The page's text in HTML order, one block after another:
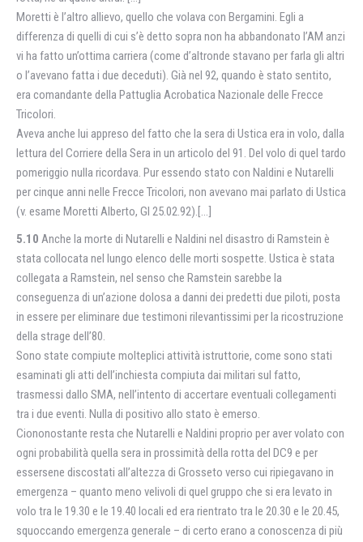
Moretti è l’altro allievo, quello che volava con Bergamini. Egli a
differenza di quelli di cui s’è detto sopra non ha abbandonato l’AM anzi
vi ha fatto un’ottima carriera (come d’altronde stavano per farla gli altri
o l’avevano fatta i due deceduti). Già nel 92, quando è stato sentito,
era comandante della Pattuglia Acrobatica Nazionale delle Frecce
Tricolori.
Aveva anche lui appreso del fatto che la sera di Ustica era in volo, dalla
lettura del Corriere della Sera in un articolo del 91. Del volo di quel tardo
pomeriggio nulla ricordava. Pur essendo stato con Naldini e Nutarelli
per cinque anni nelle Frecce Tricolori, non avevano mai parlato di Ustica
(v. esame Moretti Alberto, GI 25.02.92).[…]
5.10 Anche la morte di Nutarelli e Naldini nel disastro di Ramstein è
stata collocata nel lungo elenco delle morti sospette. Ustica è stata
collegata a Ramstein, nel senso che Ramstein sarebbe la
conseguenza di un’azione dolosa a danni dei predetti due piloti, posta
in essere per eliminare due testimoni rilevantissimi per la ricostruzione
della strage dell’80.
Sono state compiute molteplici attività istruttorie, come sono stati
esaminati gli atti dell’inchiesta compiuta dai militari sul fatto,
trasmessi dallo SMA, nell’intento di accertare eventuali collegamenti
tra i due eventi. Nulla di positivo allo stato è emerso.
Ciononostante resta che Nutarelli e Naldini proprio per aver volato con
ogni probabilità quella sera in prossimità della rotta del DC9 e per
essersene discostati all’altezza di Grosseto verso cui ripiegavano in
emergenza – quanto meno velivoli di quel gruppo che si era levato in
volo tra le 19.30 e le 19.40 locali ed era rientrato tra le 20.30 e le 20.45,
squoccando emergenza generale – di certo erano a conoscenza di più